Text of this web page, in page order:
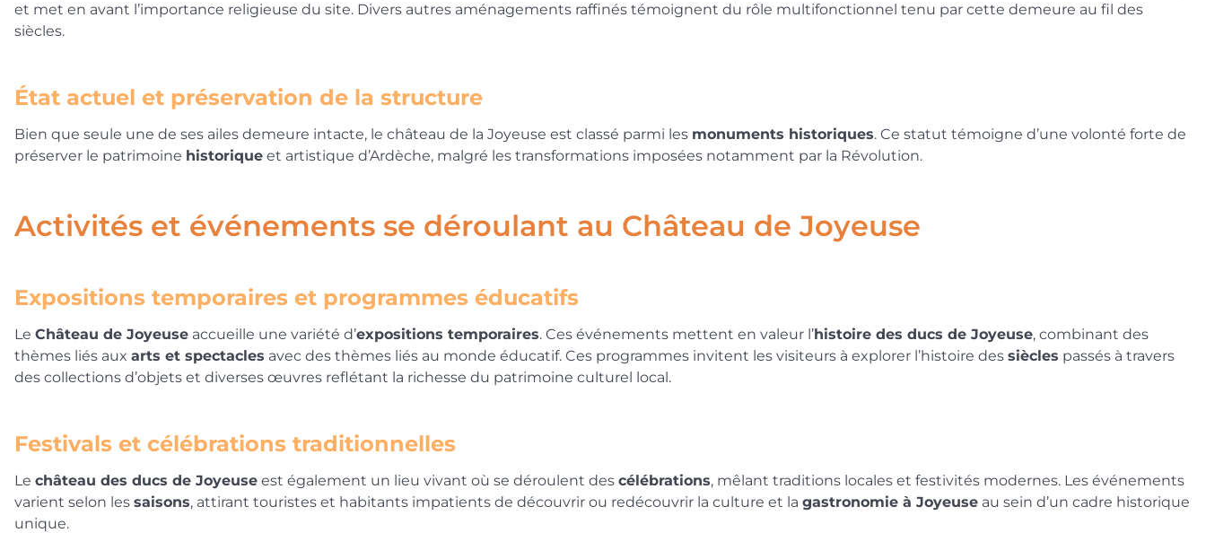
et met en avant l’importance religieuse du site. Divers autres aménagements raffinés témoignent du rôle multifonctionnel tenu par cette demeure au fil des
siècles.
État actuel et préservation de la structure
Bien que seule une de ses ailes demeure intacte, le château de la Joyeuse est classé parmi les monuments historiques. Ce statut témoigne d’une volonté forte de
préserver le patrimoine historique et artistique d’Ardèche, malgré les transformations imposées notamment par la Révolution.
Activités et événements se déroulant au Château de Joyeuse
Expositions temporaires et programmes éducatifs
Le Château de Joyeuse accueille une variété d’expositions temporaires. Ces événements mettent en valeur l’histoire des ducs de Joyeuse, combinant des
thèmes liés aux arts et spectacles avec des thèmes liés au monde éducatif. Ces programmes invitent les visiteurs à explorer l’histoire des siècles passés à travers
des collections d’objets et diverses œuvres reflétant la richesse du patrimoine culturel local.
Festivals et célébrations traditionnelles
Le château des ducs de Joyeuse est également un lieu vivant où se déroulent des célébrations, mêlant traditions locales et festivités modernes. Les événements
varient selon les saisons, attirant touristes et habitants impatients de découvrir ou redécouvrir la culture et la gastronomie à Joyeuse au sein d’un cadre historique
unique.